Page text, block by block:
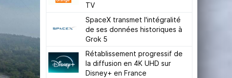
TV
SpaceX transmet l'intégralité
de ses données historiques à
Grok 5
Rétablissement progressif de
la diffusion en 4K UHD sur
Disney+ en France